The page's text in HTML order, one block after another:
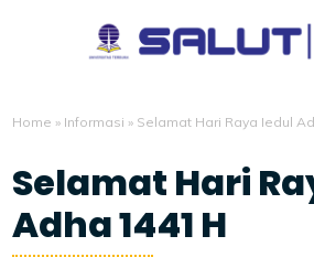
Home » Informasi » Selamat Hari Raya Iedul
Selamat Hari
Adha 1441 H